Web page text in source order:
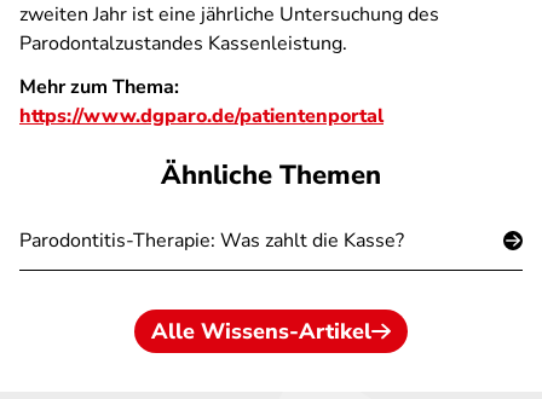
zweiten Jahr ist eine jährliche Untersuchung des
Parodontalzustandes Kassenleistung.
Mehr zum Thema:
https://www.dgparo.de/patientenportal
Ähnliche Themen
Parodontitis-Therapie: Was zahlt die Kasse?
Alle Wissens-Artikel